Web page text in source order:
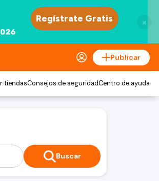
×
Publicar
tiendasConsejos de seguridadCentro de ayuda
Buscar